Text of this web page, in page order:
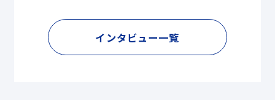
インタビュー一覧